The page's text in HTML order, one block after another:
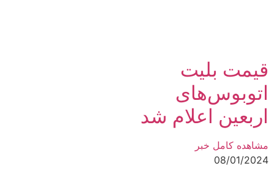
قیمت بلیت
اتوبوس‌های
اربعین اعلام شد
مشاهده کامل خبر
08/01/2024